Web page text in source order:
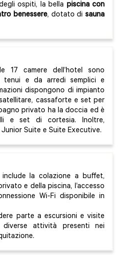
ospiti, la bella piscina con
benessere, dotato di sauna
17 camere dell’hotel sono
tenui e da arredi semplici e
dispongono di impianto
cassaforte e set per
privato ha la doccia ed è
e set di cortesia. Inoltre,
Suite e Suite Executive.
la colazione a buffet,
e della piscina, l’accesso
Wi-Fi disponibile in
parte a escursioni e visite
attività presenti nei